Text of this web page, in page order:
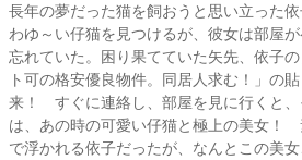
長年の夢だった猫を飼おうと思い立った
わゆ～い仔猫を見つけるが、彼女は部屋
忘れていた。困り果てていた矢先、依子
ト可の格安優良物件。同居人求む！」の
来！ すぐに連絡し、部屋を見に行くと
は、あの時の可愛い仔猫と極上の美女！
で浮かれる依子だったが、なんとこの美